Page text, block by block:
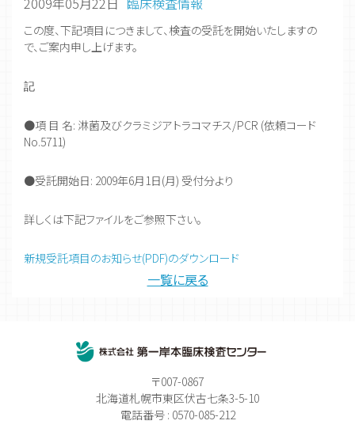
この度、下記項目につきまして、検査の受託を開始いたしますの
で、ご案内申し上げます。
記
●項 目 名: 淋菌及びクラミジアトラコマチス/PCR (依頼コード
No.5711)
●受託開始日: 2009年6月1日(月) 受付分より
詳しくは下記ファイルをご参照下さい。
新規受託項目のお知らせ(PDF)のダウンロード
一覧に戻る
〒007-0867
北海道札幌市東区伏古七条3-5-10
電話番号 : 0570-085-212